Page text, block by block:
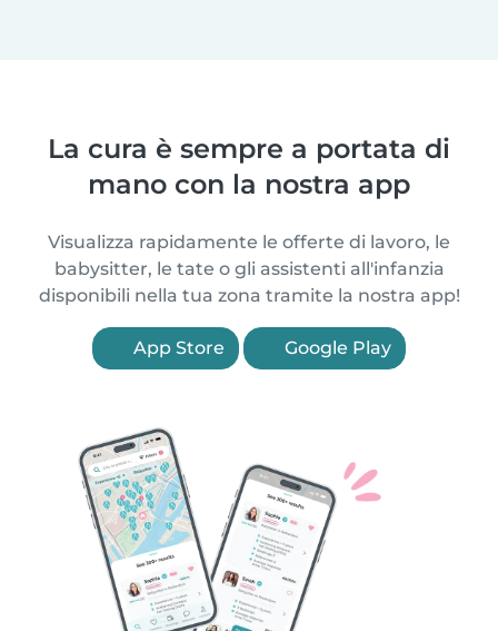
La cura è sempre a portata di
mano con la nostra app
Visualizza rapidamente le offerte di lavoro, le
babysitter, le tate o gli assistenti all'infanzia
disponibili nella tua zona tramite la nostra app!
App Store Google Play